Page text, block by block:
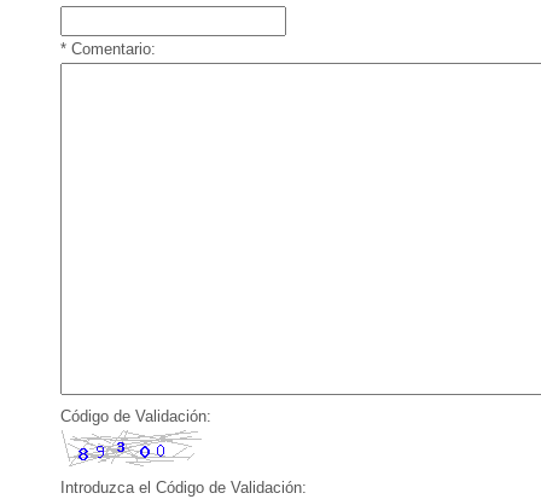
* Comentario:
Código de Validación:
Introduzca el Código de Validación: